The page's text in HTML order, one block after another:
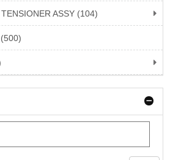
ASSY (104)